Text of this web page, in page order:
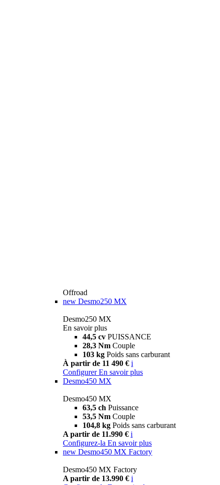
Offroad
new Desmo250 MX
Desmo250 MX
En savoir plus
44,5 cv PUISSANCE
28,3 Nm Couple
103 kg Poids sans carburant
À partir de 11 490 € i
Configurer En savoir plus
Desmo450 MX
Desmo450 MX
63,5 ch Puissance
53,5 Nm Couple
104,8 kg Poids sans carburant
A partir de 11.990 € i
Configurez-la En savoir plus
new Desmo450 MX Factory
Desmo450 MX Factory
A partir de 13.990 € i